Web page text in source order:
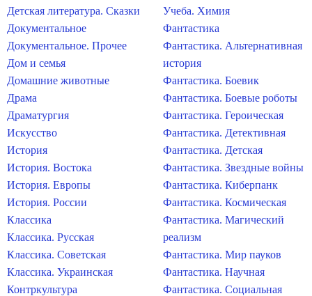
Детская литература. Сказки
Документальное
Документальное. Прочее
Дом и семья
Домашние животные
Драма
Драматургия
Искусство
История
История. Востока
История. Европы
История. России
Классика
Классика. Русская
Классика. Советская
Классика. Украинская
Контркультура
Учеба. Химия
Фантастика
Фантастика. Альтернативная
история
Фантастика. Боевик
Фантастика. Боевые роботы
Фантастика. Героическая
Фантастика. Детективная
Фантастика. Детская
Фантастика. Звездные войны
Фантастика. Киберпанк
Фантастика. Космическая
Фантастика. Магический
реализм
Фантастика. Мир пауков
Фантастика. Научная
Фантастика. Социальная